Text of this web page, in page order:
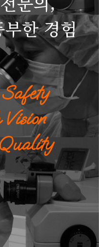
한 경험